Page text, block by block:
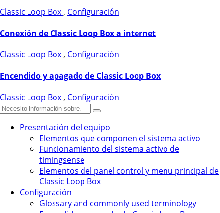
Classic Loop Box , Configuración
Conexión de Classic Loop Box a internet
Classic Loop Box , Configuración
Encendido y apagado de Classic Loop Box
Classic Loop Box , Configuración
Presentación del equipo
Elementos que componen el sistema activo
Funcionamiento del sistema activo de
timingsense
Elementos del panel control y menu principal de
Classic Loop Box
Configuración
Glossary and commonly used terminology